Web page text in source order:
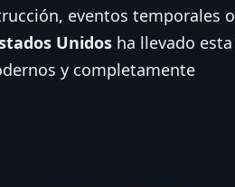
eventos temporales o
Unidos ha llevado esta
y completamente